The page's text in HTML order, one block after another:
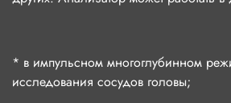
* в импульсном многоглубинном
исследования сосудов головы;